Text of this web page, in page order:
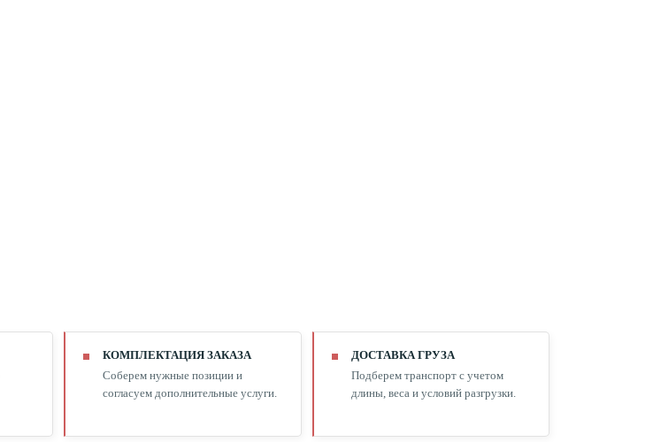
КОМПЛЕКТАЦИЯ ЗАКАЗА
Соберем нужные позиции и
согласуем дополнительные услуги.
ДОСТАВКА ГРУЗА
Подберем транспорт с учетом
длины, веса и условий разгрузки.